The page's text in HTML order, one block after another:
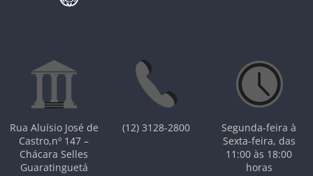
Rua Aluísio José de
Castro,nº 147 –
Chácara Selles
Guaratinguetá
(12) 3128-2800
Segunda-feira à
Sexta-feira, das
11:00 às 18:00
horas